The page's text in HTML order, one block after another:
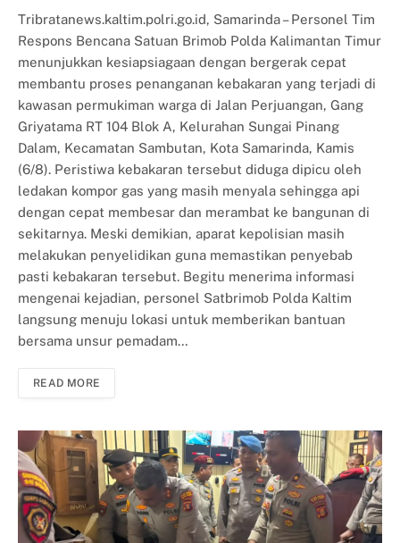
Tribratanews.kaltim.polri.go.id, Samarinda – Personel Tim
Respons Bencana Satuan Brimob Polda Kalimantan Timur
menunjukkan kesiapsiagaan dengan bergerak cepat
membantu proses penanganan kebakaran yang terjadi di
kawasan permukiman warga di Jalan Perjuangan, Gang
Griyatama RT 104 Blok A, Kelurahan Sungai Pinang
Dalam, Kecamatan Sambutan, Kota Samarinda, Kamis
(6/8). Peristiwa kebakaran tersebut diduga dipicu oleh
ledakan kompor gas yang masih menyala sehingga api
dengan cepat membesar dan merambat ke bangunan di
sekitarnya. Meski demikian, aparat kepolisian masih
melakukan penyelidikan guna memastikan penyebab
pasti kebakaran tersebut. Begitu menerima informasi
mengenai kejadian, personel Satbrimob Polda Kaltim
langsung menuju lokasi untuk memberikan bantuan
bersama unsur pemadam…
READ MORE